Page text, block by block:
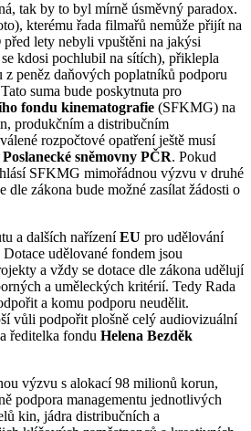
tak by to byl mírně úsměvný paradox.
kterému řada filmařů nemůže přijít na
před lety nebyli vpuštěni na jakýsi
kdosi pochlubil na sítích), přiklepla
peněz daňových poplatníků podporu
suma bude poskytnuta pro
fondu kinematografie (SFKMG) na
produkčním a distribučním
rozpočtové opatření ještě musí
Poslanecké sněmovny PČR. Pokud
SFKMG mimořádnou výzvu v druhé
dle zákona bude možné zasílat žádosti o
a dalších nařízeníEU pro udělování
udělované fondem jsou
a vždy se dotace dle zákona udělují
a uměleckých kritérií. Tedy Rada
a komu podporu neudělit.
vůli podpořit plošně celý audiovizuální
ředitelka fondu Helena Bezděk
výzvu s alokací 98 milionů korun,
podpora managementu jednotlivých
kin, jádra distribučních a